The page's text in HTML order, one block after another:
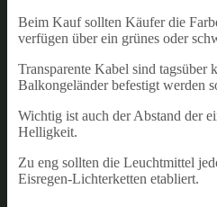
Beim Kauf sollten Käufer die
verfügen über ein grünes oder
Transparente Kabel sind tagsüber
Balkongeländer befestigt werden
Wichtig ist auch der Abstand der
Helligkeit.
Zu eng sollten die Leuchtmittel
Eisregen-Lichterketten etabliert.